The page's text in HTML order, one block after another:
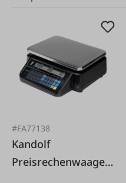
#FA77138
Kandolf
Preisrechenwaage